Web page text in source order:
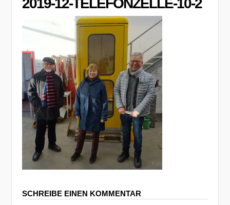
2019-12-TELEFONZELLE-10-2
SCHREIBE EINEN KOMMENTAR